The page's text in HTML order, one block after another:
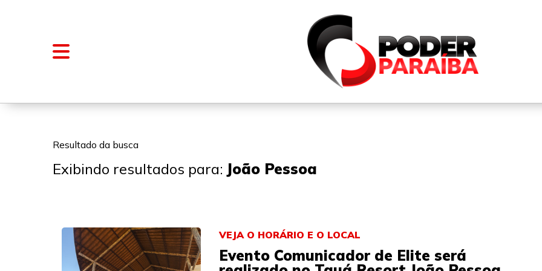
FALE CONOSCO
Resultado da busca
Exibindo resultados para: João Pessoa
VEJA O HORÁRIO E O LOCAL
Evento Comunicador de Elite será